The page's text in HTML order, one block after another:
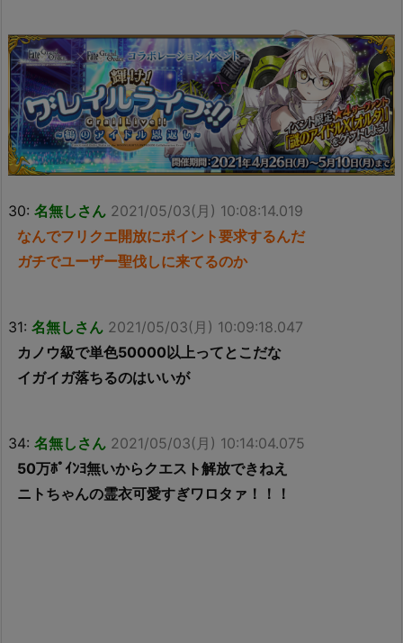
30: 名無しさん 2021/05/03(月) 10:08:14.019
なんでフリクエ開放にポイント要求するんだ
ガチでユーザー聖伐しに来てるのか
31: 名無しさん 2021/05/03(月) 10:09:18.047
カノウ級で単色50000以上ってとこだな
イガイガ落ちるのはいいが
34: 名無しさん 2021/05/03(月) 10:14:04.075
50万ﾎﾟｲﾝﾖ無いからクエスト解放できねえ
ニトちゃんの霊衣可愛すぎワロタァ！！！